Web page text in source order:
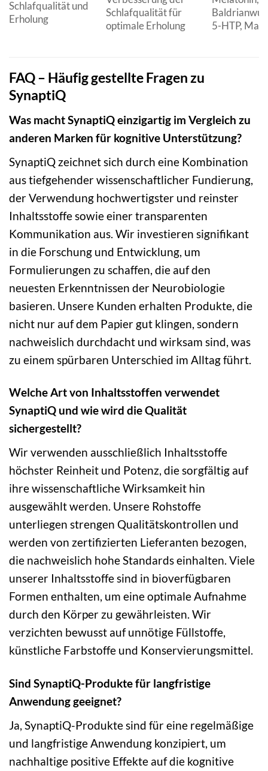
Schlafqualität und
Erholung
Schlafqualität für
optimale Erholung
5-HTP,
FAQ – Häufig gestellte Fragen zu
SynaptiQ
Was macht SynaptiQ einzigartig im Vergleich zu
anderen Marken für kognitive Unterstützung?
SynaptiQ zeichnet sich durch eine Kombination
aus tiefgehender wissenschaftlicher Fundierung,
der Verwendung hochwertigster und reinster
Inhaltsstoffe sowie einer transparenten
Kommunikation aus. Wir investieren signifikant
in die Forschung und Entwicklung, um
Formulierungen zu schaffen, die auf den
neuesten Erkenntnissen der Neurobiologie
basieren. Unsere Kunden erhalten Produkte, die
nicht nur auf dem Papier gut klingen, sondern
nachweislich durchdacht und wirksam sind, was
zu einem spürbaren Unterschied im Alltag führt.
Welche Art von Inhaltsstoffen verwendet
SynaptiQ und wie wird die Qualität
sichergestellt?
Wir verwenden ausschließlich Inhaltsstoffe
höchster Reinheit und Potenz, die sorgfältig auf
ihre wissenschaftliche Wirksamkeit hin
ausgewählt werden. Unsere Rohstoffe
unterliegen strengen Qualitätskontrollen und
werden von zertifizierten Lieferanten bezogen,
die nachweislich hohe Standards einhalten. Viele
unserer Inhaltsstoffe sind in bioverfügbaren
Formen enthalten, um eine optimale Aufnahme
durch den Körper zu gewährleisten. Wir
verzichten bewusst auf unnötige Füllstoffe,
künstliche Farbstoffe und Konservierungsmittel.
Sind SynaptiQ-Produkte für langfristige
Anwendung geeignet?
Ja, SynaptiQ-Produkte sind für eine regelmäßige
und langfristige Anwendung konzipiert, um
nachhaltige positive Effekte auf die kognitive